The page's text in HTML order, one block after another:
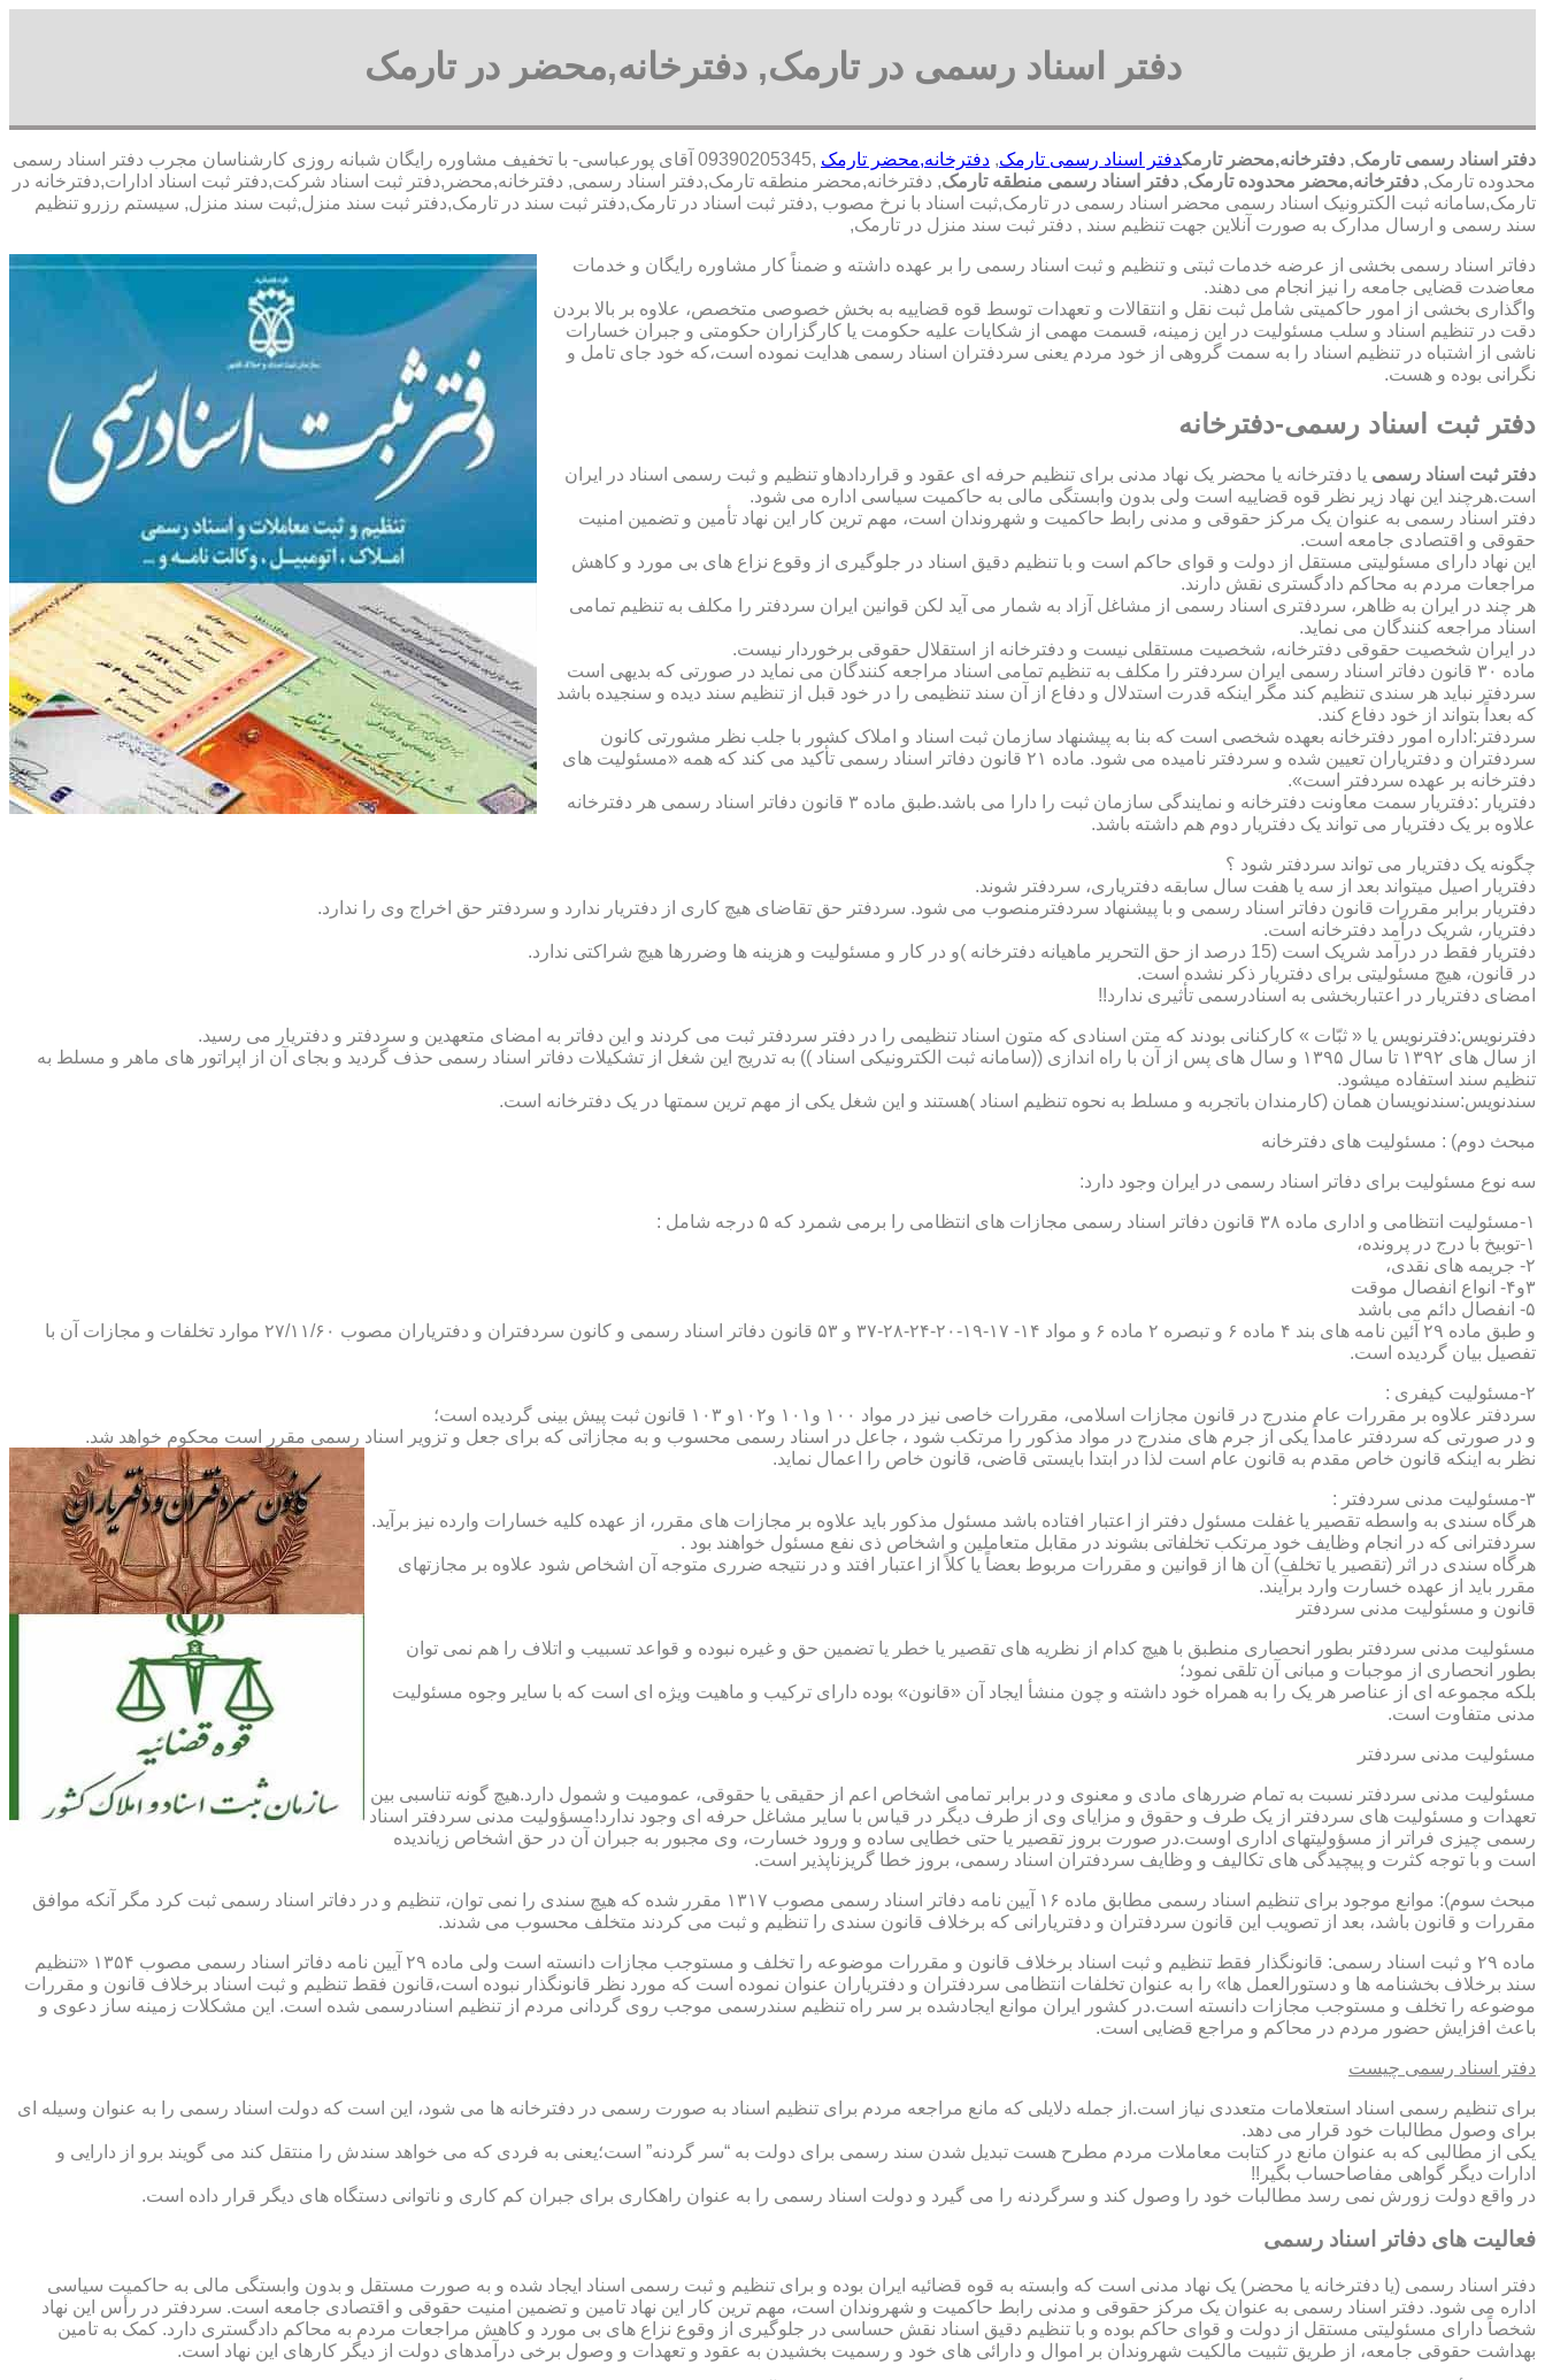
دفتر اسناد رسمی در تارمک, دفترخانه,محضر در تارمک
دفتر اسناد رسمی تارمک, دفترخانه,محضر تارمکدفتر اسناد رسمی تارمک, دفترخانه,محضر تارمک
,09390205345 آقای پورعباسی- با تخفیف مشاوره رايگان شبانه روزی کارشناسان مجرب دفتر اسناد رسمی
محدوده تارمک, دفترخانه,محضر محدوده تارمک, دفتر اسناد رسمی منطقه تارمک, دفترخانه,محضر منطقه تارمک,دفتر اسناد رسمی, دفترخانه,محضر,دفتر ثبت اسناد شرکت,دفتر ثبت اسناد ادارات,دفترخانه در
تارمک,سامانه ثبت الکترونیک اسناد رسمی محضر اسناد رسمی در تارمک,ثبت اسناد با نرخ مصوب ,دفتر ثبت اسناد در تارمک,دفتر ثبت سند در تارمک,دفتر ثبت سند منزل,ثبت سند منزل, سیستم رزرو تنظیم
سند رسمی و ارسال مدارک به صورت آنلاین جهت تنظیم سند , دفتر ثبت سند منزل در تارمک,
دفاتر اسناد رسمی بخشی از عرضه خدمات ثبتی و تنظیم و ثبت اسناد رسمی را بر عهده داشته و ضمناً کار مشاوره رایگان و خدمات
معاضدت قضایی جامعه را نیز انجام می دهند.
واگذاری بخشی از امور حاکمیتی شامل ثبت نقل و انتقالات و تعهدات توسط قوه قضاییه به بخش خصوصی متخصص، علاوه بر بالا بردن
دقت در تنظیم اسناد و سلب مسئولیت در این زمینه، قسمت مهمی از شکایات علیه حکومت یا کارگزاران حکومتی و جبران خسارات
ناشی از اشتباه در تنظیم اسناد را به سمت گروهی از خود مردم یعنی سردفتران اسناد رسمی هدایت نموده است،که خود جای تامل و
نگرانی بوده و هست.
دفتر ثبت اسناد رسمی-دفترخانه
دفتر ثبت اسناد رسمی یا دفترخانه یا محضر یک نهاد مدنی برای تنظیم حرفه ای عقود و قراردادهاو تنظیم و ثبت رسمی اسناد در ایران
است.هرچند این نهاد زیر نظر قوه قضاییه است ولی بدون وابستگی مالی به حاکمیت سیاسی اداره می شود.
دفتر اسناد رسمی به عنوان یک مرکز حقوقی و مدنی رابط حاکمیت و شهروندان است، مهم ترین کار این نهاد تأمین و تضمین امنیت
حقوقی و اقتصادی جامعه است.
این نهاد دارای مسئولیتی مستقل از دولت و قوای حاکم است و با تنظیم دقیق اسناد در جلوگیری از وقوع نزاع های بی مورد و کاهش
مراجعات مردم به محاکم دادگستری نقش دارند.
هر چند در ایران به ظاهر، سردفتری اسناد رسمی از مشاغل آزاد به شمار می آید لکن قوانین ایران سردفتر را مکلف به تنظیم تمامی
اسناد مراجعه کنندگان می نماید.
در ایران شخصیت حقوقی دفترخانه، شخصیت مستقلی نیست و دفترخانه از استقلال حقوقی برخوردار نیست.
ماده ۳۰ قانون دفاتر اسناد رسمی ایران سردفتر را مکلف به تنظیم تمامی اسناد مراجعه کنندگان می نماید در صورتی که بدیهی است
سردفتر نباید هر سندی تنظیم کند مگر اینکه قدرت استدلال و دفاع از آن سند تنظیمی را در خود قبل از تنظیم سند دیده و سنجیده باشد
که بعداً بتواند از خود دفاع کند.
سردفتر:اداره امور دفترخانه بعهده شخصی است که بنا به پیشنهاد سازمان ثبت اسناد و املاک کشور با جلب نظر مشورتی کانون
سردفتران و دفتریاران تعیین شده و سردفتر نامیده می شود. ماده ۲۱ قانون دفاتر اسناد رسمی تأکید می کند که همه «مسئولیت های
دفترخانه بر عهده سردفتر است».
دفتریار :دفتریار سمت معاونت دفترخانه و نمایندگی سازمان ثبت را دارا می باشد.طبق ماده ۳ قانون دفاتر اسناد رسمی هر دفترخانه
علاوه بر یک دفتریار می تواند یک دفتریار دوم هم داشته باشد.
چگونه یک دفتریار می تواند سردفتر شود ؟
دفتریار اصیل میتواند بعد از سه یا هفت سال سابقه دفتریاری، سردفتر شوند.
دفتریار برابر مقررات قانون دفاتر اسناد رسمی و با پیشنهاد سردفترمنصوب می شود. سردفتر حق تقاضای هیچ کاری از دفتریار ندارد و سردفتر حق اخراج وی را ندارد.
دفتریار، شریک درآمد دفترخانه است.
دفتریار فقط در درآمد شریک است (15 درصد از حق التحریر ماهیانه دفترخانه )و در کار و مسئولیت و هزینه ها وضررها هیچ شراکتی ندارد.
در قانون، هیچ مسئولیتی برای دفتریار ذکر نشده است.
امضای دفتریار در اعتباربخشی به اسنادرسمی تأثیری ندارد!!
دفترنویس:دفترنویس یا « ثبّات » کارکنانی بودند که متن اسنادی که متون اسناد تنظیمی را در دفتر سردفتر ثبت می کردند و این دفاتر به امضای متعهدین و سردفتر و دفتریار می رسید.
از سال های ۱۳۹۲ تا سال ۱۳۹۵ و سال های پس از آن با راه اندازی ((سامانه ثبت الکترونیکی اسناد )) به تدریج این شغل از تشکیلات دفاتر اسناد رسمی حذف گردید و بجای آن از اپراتور های ماهر و مسلط به
تنظیم سند استفاده میشود.
سندنویس:سندنویسان همان (کارمندان باتجربه و مسلط به نحوه تنظیم اسناد )هستند و این شغل یکی از مهم ترین سمتها در یک دفترخانه است.
مبحث دوم) : مسئولیت های دفترخانه
سه نوع مسئولیت برای دفاتر اسناد رسمی در ایران وجود دارد:
۱-مسئولیت انتظامی و اداری ماده ۳۸ قانون دفاتر اسناد رسمی مجازات های انتظامی را برمی شمرد که ۵ درجه شامل :
۱-توبیخ با درج در پرونده،
۲- جریمه های نقدی،
۳و۴- انواع انفصال موقت
۵- انفصال دائم می باشد
و طبق ماده ۲۹ آئین نامه های بند ۴ ماده ۶ و تبصره ۲ ماده ۶ و مواد ۱۴- ۱۷-۱۹-۲۰-۲۴-۲۸-۳۷ و ۵۳ قانون دفاتر اسناد رسمی و کانون سردفتران و دفتریاران مصوب ۲۷/۱۱/۶۰ موارد تخلفات و مجازات آن با
تفصیل بیان گردیده است.
۲-مسئولیت کیفری :
سردفتر علاوه بر مقررات عام مندرج در قانون مجازات اسلامی، مقررات خاصی نیز در مواد ۱۰۰ و۱۰۱ و۱۰۲و ۱۰۳ قانون ثبت پیش بینی گردیده است؛
و در صورتی که سردفتر عامداً یکی از جرم های مندرج در مواد مذکور را مرتکب شود ، جاعل در اسناد رسمی محسوب و به مجازاتی که برای جعل و تزویر اسناد رسمی مقرر است محکوم خواهد شد.
نظر به اینکه قانون خاص مقدم به قانون عام است لذا در ابتدا بایستی قاضی، قانون خاص را اعمال نماید.
۳-مسئولیت مدنی سردفتر :
هرگاه سندی به واسطه تقصیر یا غفلت مسئول دفتر از اعتبار افتاده باشد مسئول مذکور باید علاوه بر مجازات های مقرر، از عهده کلیه خسارات وارده نیز برآید.
سردفترانی که در انجام وظایف خود مرتکب تخلفاتی بشوند در مقابل متعاملین و اشخاص ذی نفع مسئول خواهند بود .
هرگاه سندی در اثر (تقصیر یا تخلف) آن ها از قوانین و مقررات مربوط بعضاً یا کلاً از اعتبار افتد و در نتیجه ضرری متوجه آن اشخاص شود علاوه بر مجازتهای
مقرر باید از عهده خسارت وارد برآیند.
قانون و مسئولیت مدنی سردفتر
مسئولیت مدنی سردفتر بطور انحصاری منطبق با هیچ کدام از نظریه های تقصیر یا خطر یا تضمین حق و غیره نبوده و قواعد تسبیب و اتلاف را هم نمی توان
بطور انحصاری از موجبات و مبانی آن تلقی نمود؛
بلکه مجموعه ای از عناصر هر یک را به همراه خود داشته و چون منشأ ایجاد آن «قانون» بوده دارای ترکیب و ماهیت ویژه ای است که با سایر وجوه مسئولیت
مدنی متفاوت است.
مسئولیت مدنی سردفتر
مسئولیت مدنی سردفتر نسبت به تمام ضررهای مادی و معنوی و در برابر تمامی اشخاص اعم از حقیقی یا حقوقی، عمومیت و شمول دارد.هیچ گونه تناسبی بین
تعهدات و مسئولیت های سردفتر از یک طرف و حقوق و مزایای وی از طرف دیگر در قیاس با سایر مشاغل حرفه ای وجود ندارد!مسؤولیت مدنی سردفتر اسناد
رسمی چیزی فراتر از مسؤولیتهای اداری اوست.در صورت بروز تقصیر یا حتی خطایی ساده و ورود خسارت، وی مجبور به جبران آن در حق اشخاص زیاندیده
است و با توجه کثرت و پیچیدگی های تکالیف و وظایف سردفتران اسناد رسمی، بروز خطا گریزناپذیر است.
مبحث سوم): موانع موجود برای تنظیم اسناد رسمی مطابق ماده ۱۶ آیین نامه دفاتر اسناد رسمی مصوب ۱۳۱۷ مقرر شده که هیچ سندی را نمی توان، تنظیم و در دفاتر اسناد رسمی ثبت کرد مگر آنکه موافق
مقررات و قانون باشد، بعد از تصویب این قانون سردفتران و دفتریارانی که برخلاف قانون سندی را تنظیم و ثبت می کردند متخلف محسوب می شدند.
ماده ۲۹ و ثبت اسناد رسمی: قانونگذار فقط تنظیم و ثبت اسناد برخلاف قانون و مقررات موضوعه را تخلف و مستوجب مجازات دانسته است ولی ماده ۲۹ آیین نامه دفاتر اسناد رسمی مصوب ۱۳۵۴ «تنظیم
سند برخلاف بخشنامه ها و دستورالعمل ها» را به عنوان تخلفات انتظامی سردفتران و دفتریاران عنوان نموده است که مورد نظر قانونگذار نبوده است،قانون فقط تنظیم و ثبت اسناد برخلاف قانون و مقررات
موضوعه را تخلف و مستوجب مجازات دانسته است.در کشور ایران موانع ایجادشده بر سر راه تنظیم سندرسمی موجب روی گردانی مردم از تنظیم اسنادرسمی شده است. این مشکلات زمینه ساز دعوی و
باعث افزایش حضور مردم در محاکم و مراجع قضایی است.
دفتر اسناد رسمی چیست
برای تنظیم رسمی اسناد استعلامات متعددی نیاز است.از جمله دلایلی که مانع مراجعه مردم برای تنظیم اسناد به صورت رسمی در دفترخانه ها می شود، این است که دولت اسناد رسمی را به عنوان وسیله ای
برای وصول مطالبات خود قرار می دهد.
یکی از مطالبی که به عنوان مانع در کتابت معاملات مردم مطرح هست تبدیل شدن سند رسمی برای دولت به “سر گردنه” است؛یعنی به فردی که می خواهد سندش را منتقل کند می گویند برو از دارایی و
ادارات دیگر گواهی مفاصاحساب بگیر!!
در واقع دولت زورش نمی رسد مطالبات خود را وصول کند و سرگردنه را می گیرد و دولت اسناد رسمی را به عنوان راهکاری برای جبران کم کاری و ناتوانی دستگاه های دیگر قرار داده است.
فعالیت های دفاتر اسناد رسمی
دفتر اسناد رسمی (یا دفترخانه یا محضر) یک نهاد مدنی است که وابسته به قوه قضائیه ایران بوده و برای تنظیم و ثبت رسمی اسناد ایجاد شده و به صورت مستقل و بدون وابستگی مالی به حاکمیت سیاسی
اداره می شود. دفتر اسناد رسمی به عنوان یک مرکز حقوقی و مدنی رابط حاکمیت و شهروندان است، مهم ترین کار این نهاد تامین و تضمین امنیت حقوقی و اقتصادی جامعه است. سردفتر در رأس این نهاد
شخصاً دارای مسئولیتی مستقل از دولت و قوای حاکم بوده و با تنظیم دقیق اسناد نقش حساسی در جلوگیری از وقوع نزاع های بی مورد و کاهش مراجعات مردم به محاکم دادگستری دارد. کمک به تامین
بهداشت حقوقی جامعه، از طریق تثبیت مالکیت شهروندان بر اموال و دارائی های خود و رسمیت بخشیدن به عقود و تعهدات و وصول برخی درآمدهای دولت از دیگر کارهای این نهاد است.